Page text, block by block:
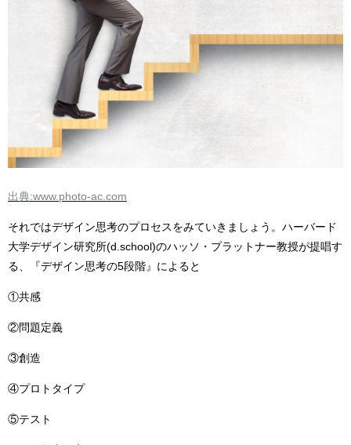
出典:www.photo-ac.com
それではデザイン思考のプロセスをみていきましょう。 ハーバード
大学デザイン研究所(d.school)のハッソ・プラットナー教授が提唱す
る、『デザイン思考の5段階』 によると
①共感
②問題定義
③創造
④プロトタイプ
⑤テスト